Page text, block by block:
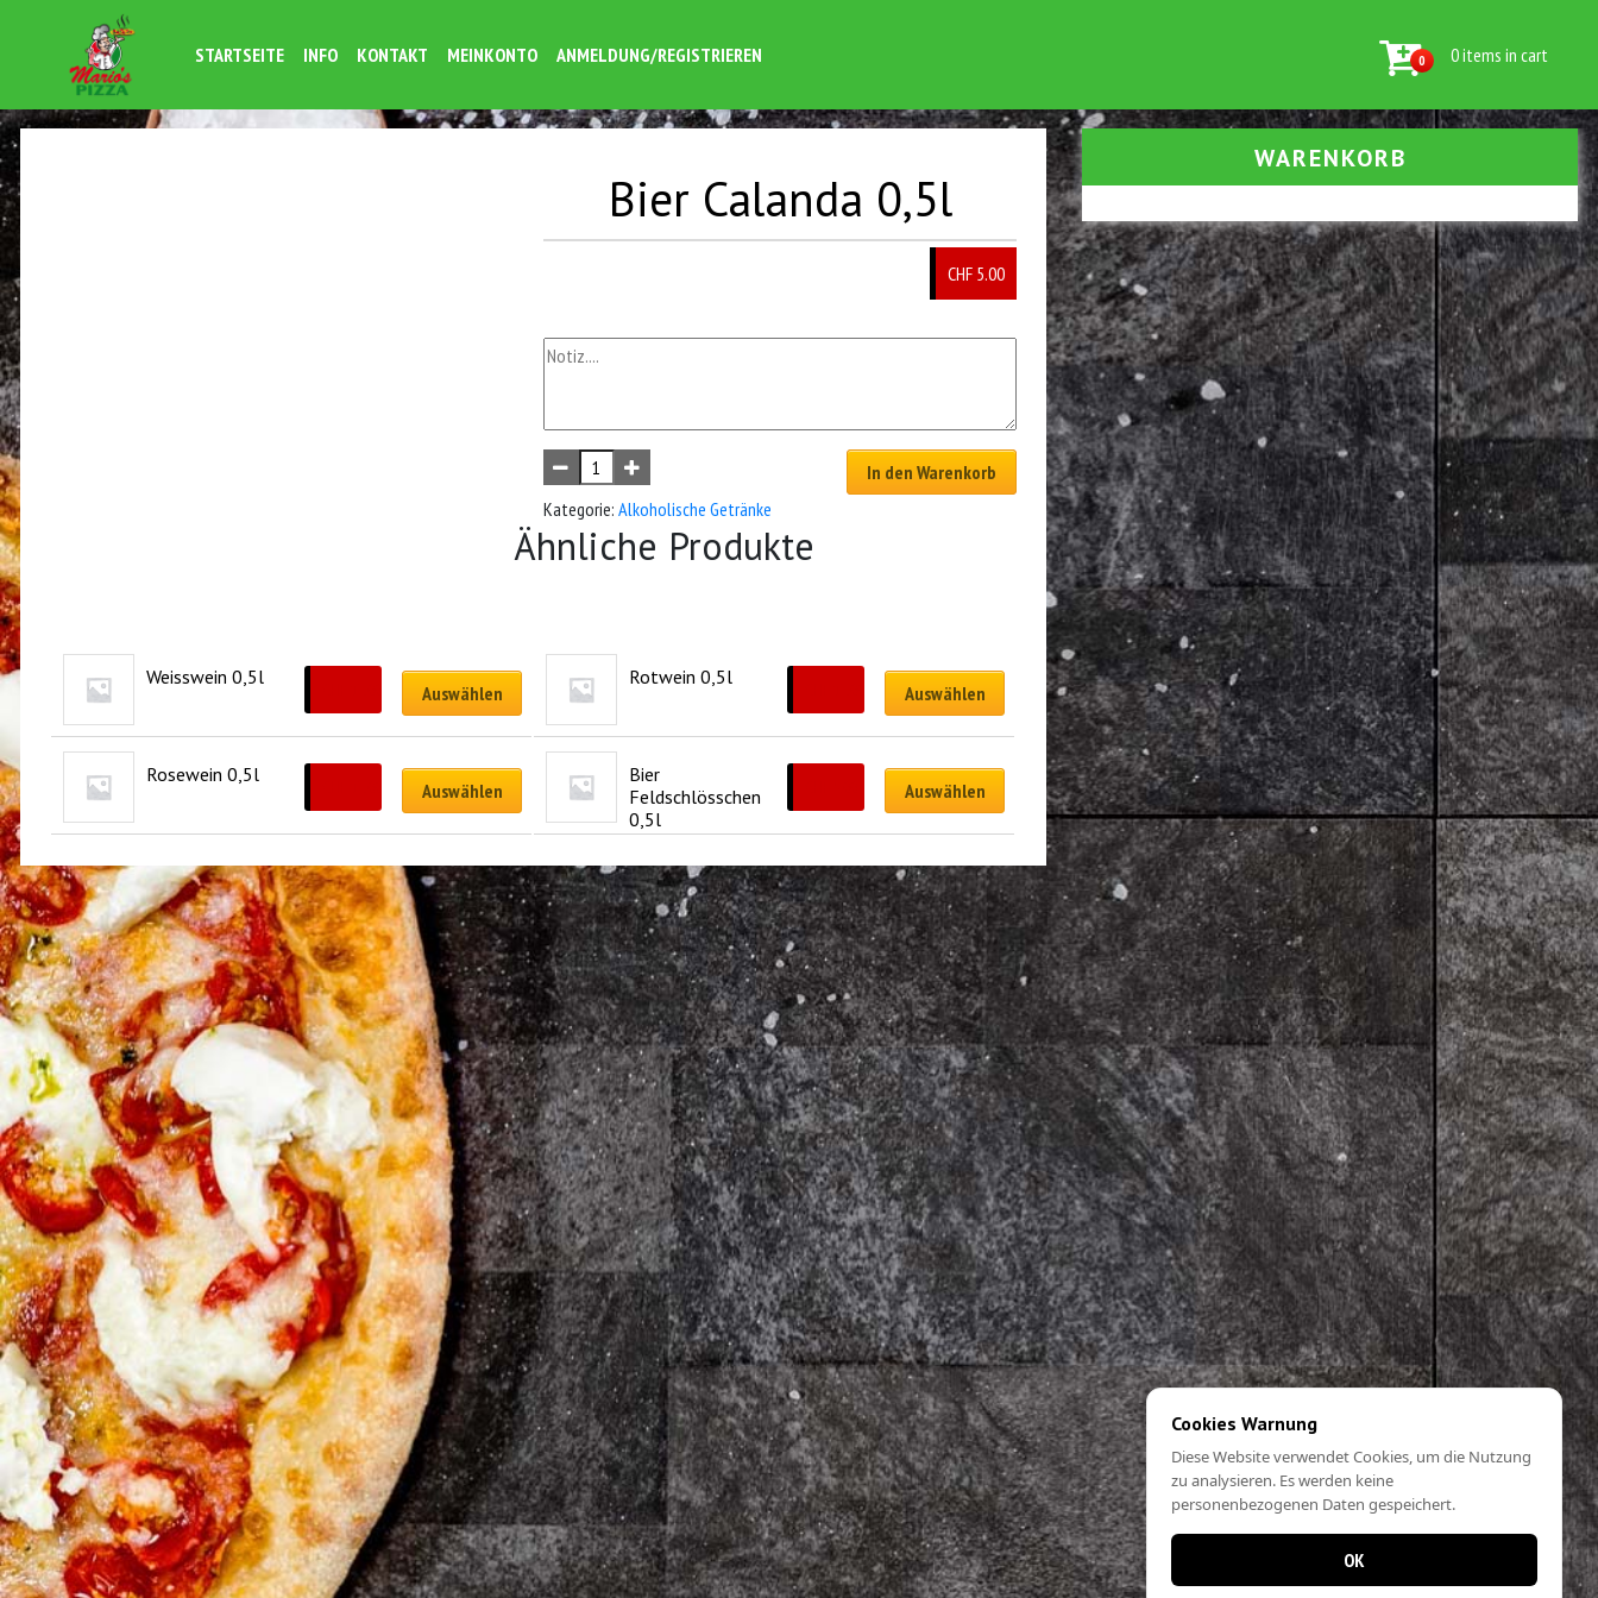
STARTSEITE INFO KONTAKT MEINKONTO ANMELDUNG/REGISTRIEREN 0 0 items in cart
Bier Calanda 0,5l
CHF 5.00
In den Warenkorb
Kategorie: Alkoholische Getränke
Ähnliche Produkte
Weisswein 0,5l
Auswählen
Rotwein 0,5l
Auswählen
Rosewein 0,5l
Auswählen
Bier
Feldschlösschen
0,5l
Auswählen
WARENKORB
Cookies Warnung
Diese Website verwendet Cookies, um die Nutzung
zu analysieren. Es werden keine
personenbezogenen Daten gespeichert.
OK